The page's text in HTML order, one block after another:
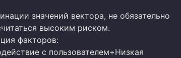
значений вектора, не обязательно
высоким риском.
факторов:
с пользователем+Низкая